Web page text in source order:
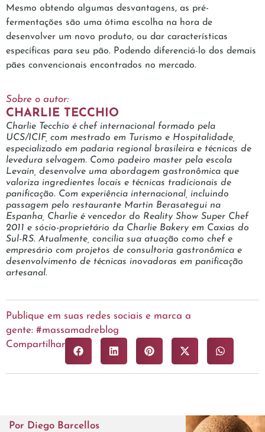
Mesmo obtendo algumas desvantagens, as pré-
fermentações são uma ótima escolha na hora de
desenvolver um novo produto, ou dar características
específicas para seu pão. Podendo diferenciá-lo dos demais
pães convencionais encontrados no mercado.
Sobre o autor:
CHARLIE TECCHIO
Charlie Tecchio é chef internacional formado pela
UCS/ICIF, com mestrado em Turismo e Hospitalidade,
especializado em padaria regional brasileira e técnicas de
levedura selvagem. Como padeiro master pela escola
Levain, desenvolve uma abordagem gastronômica que
valoriza ingredientes locais e técnicas tradicionais de
panificação. Com experiência internacional, incluindo
passagem pelo restaurante Martin Berasategui na
Espanha, Charlie é vencedor do Reality Show Super Chef
2011 e sócio-proprietário da Charlie Bakery em Caxias do
Sul-RS. Atualmente, concilia sua atuação como chef e
empresário com projetos de consultoria gastronômica e
desenvolvimento de técnicas inovadoras em panificação
artesanal.
Publique em suas redes sociais e marca a
gente: #massamadreblog
Compartilhar
Por Diego Barcellos